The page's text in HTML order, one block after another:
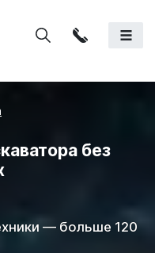
без
— больше 120